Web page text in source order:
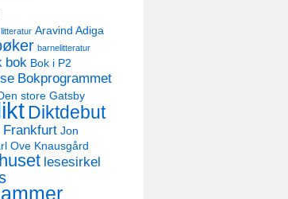
Aravind Adiga
barnelitteratur
bok Bok i P2
Bokprogrammet
store Gatsby
Diktdebut
Frankfurt Jon
Ove Knausgård
lesesirkel